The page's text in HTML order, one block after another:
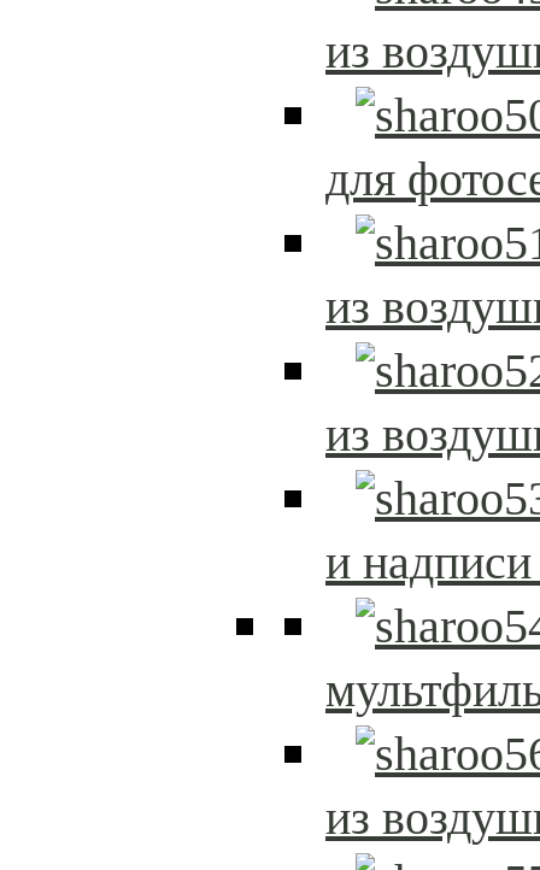
из
для
из
из
и
из